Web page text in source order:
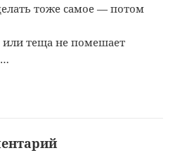
тоже самое — потом
или теща не помешает